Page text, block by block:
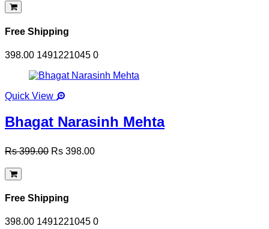
Free Shipping
398.00 1491221045 0
Quick View
Bhagat Narasinh Mehta
Rs 399.00 Rs 398.00
Free Shipping
398.00 1491221045 0